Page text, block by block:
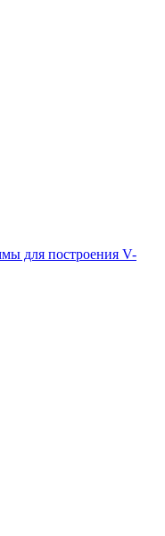
для построения V-